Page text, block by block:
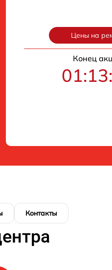
Цены на
Конец
Контакты